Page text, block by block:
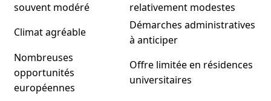
souvent modéré
relativement modestes
Climat agréable
Démarches administratives
à anticiper
Nombreuses
opportunités
européennes
Offre limitée en résidences
universitaires